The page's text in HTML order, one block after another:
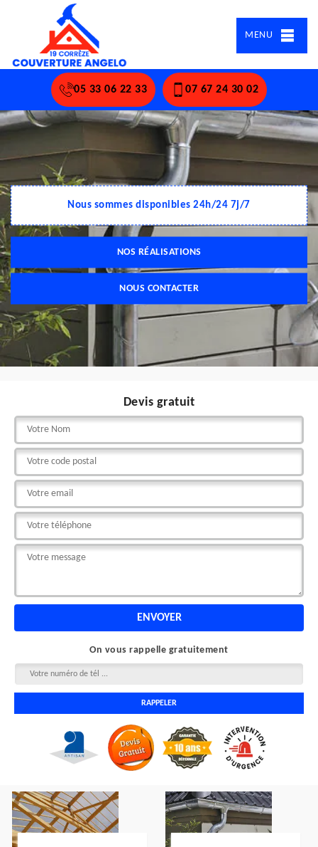
MENU
05 33 06 22 33 07 67 24 30 02
Nous sommes disponibles 24h/24 7j/7
NOS RÉALISATIONS
NOUS CONTACTER
Devis gratuit
On vous rappelle gratuitement